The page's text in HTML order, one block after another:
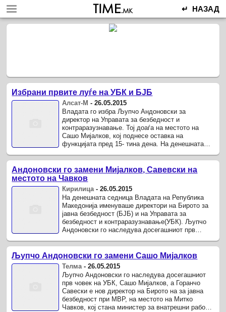
↵ НАЗАД
Избрани првите луѓе на УБК и БЈБ
Алсат-М -26.05.2015
Владата го избра Љупчо Андоновски за
директор на Управата за безбедност и
контраразузнавање. Тој доаѓа на местото на
Сашо Мијалков, кој поднесе оставка на
функцијата пред 15- тина дена. На денешната
директор ...
Андоновски го замени Мијалков, Савевски на
местото на Чавков
Кирилица -26.05.2015
На денешната седница Владата на Република
Македонија именуваше директори на Бирото за
јавна безбедност (БЈБ) и на Управата за
безбедност и контраразузнавање(УБК). Љупчо
Андоновски го наследува досегашниот прв
Љупчо Андоновски го замени Сашо Мијалков
Телма-26.05.2015
Љупчо Андоновски го наследува досегашниот
прв човек на УБК, Сашо Мијалков, а Горанчо
Савески е нов директор на Бирото на за јавна
безбедност при МВР, на местото на Митко
Чавков, кој стана министер за внатрешни работи,